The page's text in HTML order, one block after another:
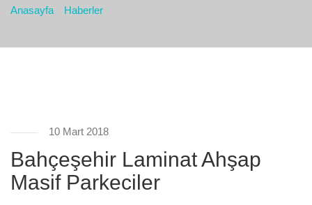
Anasayfa
Haberler
10 Mart 2018
Bahçeşehir Laminat Ahşap
Masif Parkeciler